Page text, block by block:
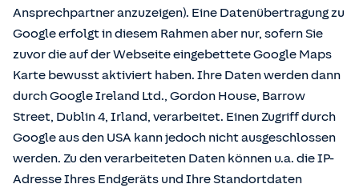
Ansprechpartner anzuzeigen). Eine Datenübertragung zu
Google erfolgt in diesem Rahmen aber nur, sofern Sie
zuvor die auf der Webseite eingebettete Google Maps
Karte bewusst aktiviert haben. Ihre Daten werden dann
durch Google Ireland Ltd., Gordon House, Barrow
Street, Dublin 4, Irland, verarbeitet. Einen Zugriff durch
Google aus den USA kann jedoch nicht ausgeschlossen
werden. Zu den verarbeiteten Daten können u.a. die IP-
Adresse Ihres Endgeräts und Ihre Standortdaten